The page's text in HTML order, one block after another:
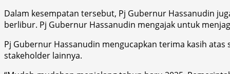
Dalam kesempatan tersebut, Pj Gubernur Hassanudin
berlibur. Pj Gubernur Hassanudin mengajak untuk
Pj Gubernur Hassanudin mengucapkan terima kasih
stakeholder lainnya.